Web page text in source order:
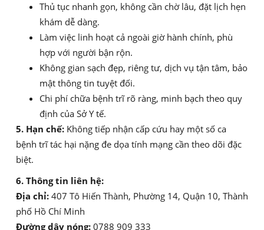
Thủ tục nhanh gọn, không cần chờ lâu, đặt lịch hẹn
khám dễ dàng.
Làm việc linh hoạt cả ngoài giờ hành chính, phù
hợp với người bận rộn.
Không gian sạch đẹp, riêng tư, dịch vụ tận tâm, bảo
mật thông tin tuyệt đối.
Chi phí chữa bệnh trĩ rõ ràng, minh bạch theo quy
định của Sở Y tế.
5. Hạn chế: Không tiếp nhận cấp cứu hay một số ca
bệnh trĩ tác hại nặng đe dọa tính mạng cần theo dõi đặc
biệt.
6. Thông tin liên hệ:
Địa chỉ: 407 Tô Hiến Thành, Phường 14, Quận 10, Thành
phố Hồ Chí Minh
Đường dây nóng: 0788 909 333